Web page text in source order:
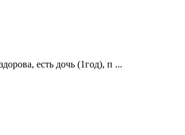
есть дочь (1год), п ...